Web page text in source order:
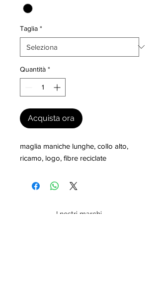
Taglia *
Quantità *
Acquista ora
maglia maniche lunghe, collo alto,
ricamo, logo, fibre reciclate
I nostri marchi